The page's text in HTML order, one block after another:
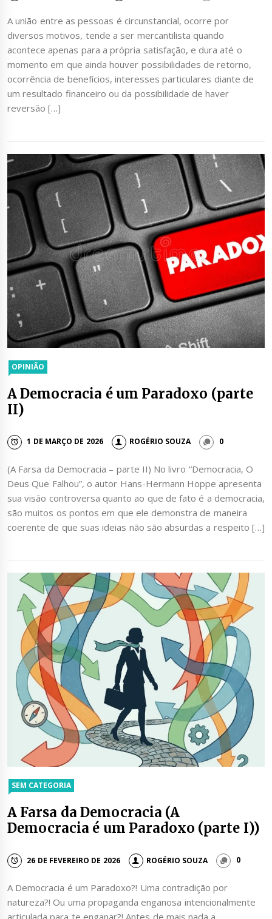
A união entre as pessoas é circunstancial, ocorre por
diversos motivos, tende a ser mercantilista quando
acontece apenas para a própria satisfação, e dura até o
momento em que ainda houver possibilidades de retorno,
ocorrência de benefícios, interesses particulares diante de
um resultado financeiro ou da possibilidade de haver
reversão […]
OPINIÃO
A Democracia é um Paradoxo (parte
II)
1 DE MARÇO DE 2026 ROGÉRIO SOUZA 0
(A Farsa da Democracia – parte II) No livro “Democracia, O
Deus Que Falhou”, o autor Hans-Hermann Hoppe apresenta
sua visão controversa quanto ao que de fato é a democracia,
são muitos os pontos em que ele demonstra de maneira
coerente de que suas ideias não são absurdas a respeito […]
SEM CATEGORIA
A Farsa da Democracia (A
Democracia é um Paradoxo (parte I))
26 DE FEVEREIRO DE 2026 ROGÉRIO SOUZA 0
A Democracia é um Paradoxo?! Uma contradição por
natureza?! Ou uma propaganda enganosa intencionalmente